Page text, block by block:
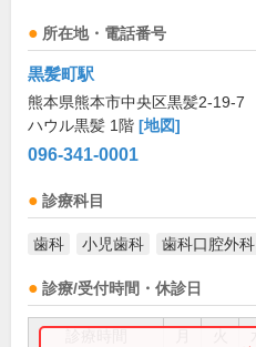
所在地・電話番号
黒髪町駅
熊本県熊本市中央区黒髪2-19-7
ハウル黒髪 1階 [地図]
096-341-0001
診療科目
歯科 小児歯科 歯科口腔外科
診療/受付時間・休診日